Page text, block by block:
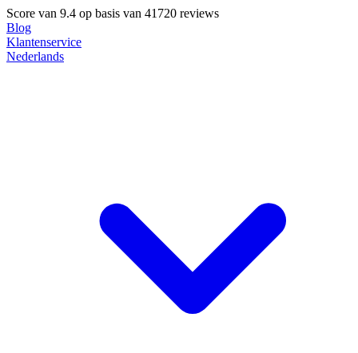
Score van 9.4 op basis van 41720 reviews
Blog
Klantenservice
Nederlands